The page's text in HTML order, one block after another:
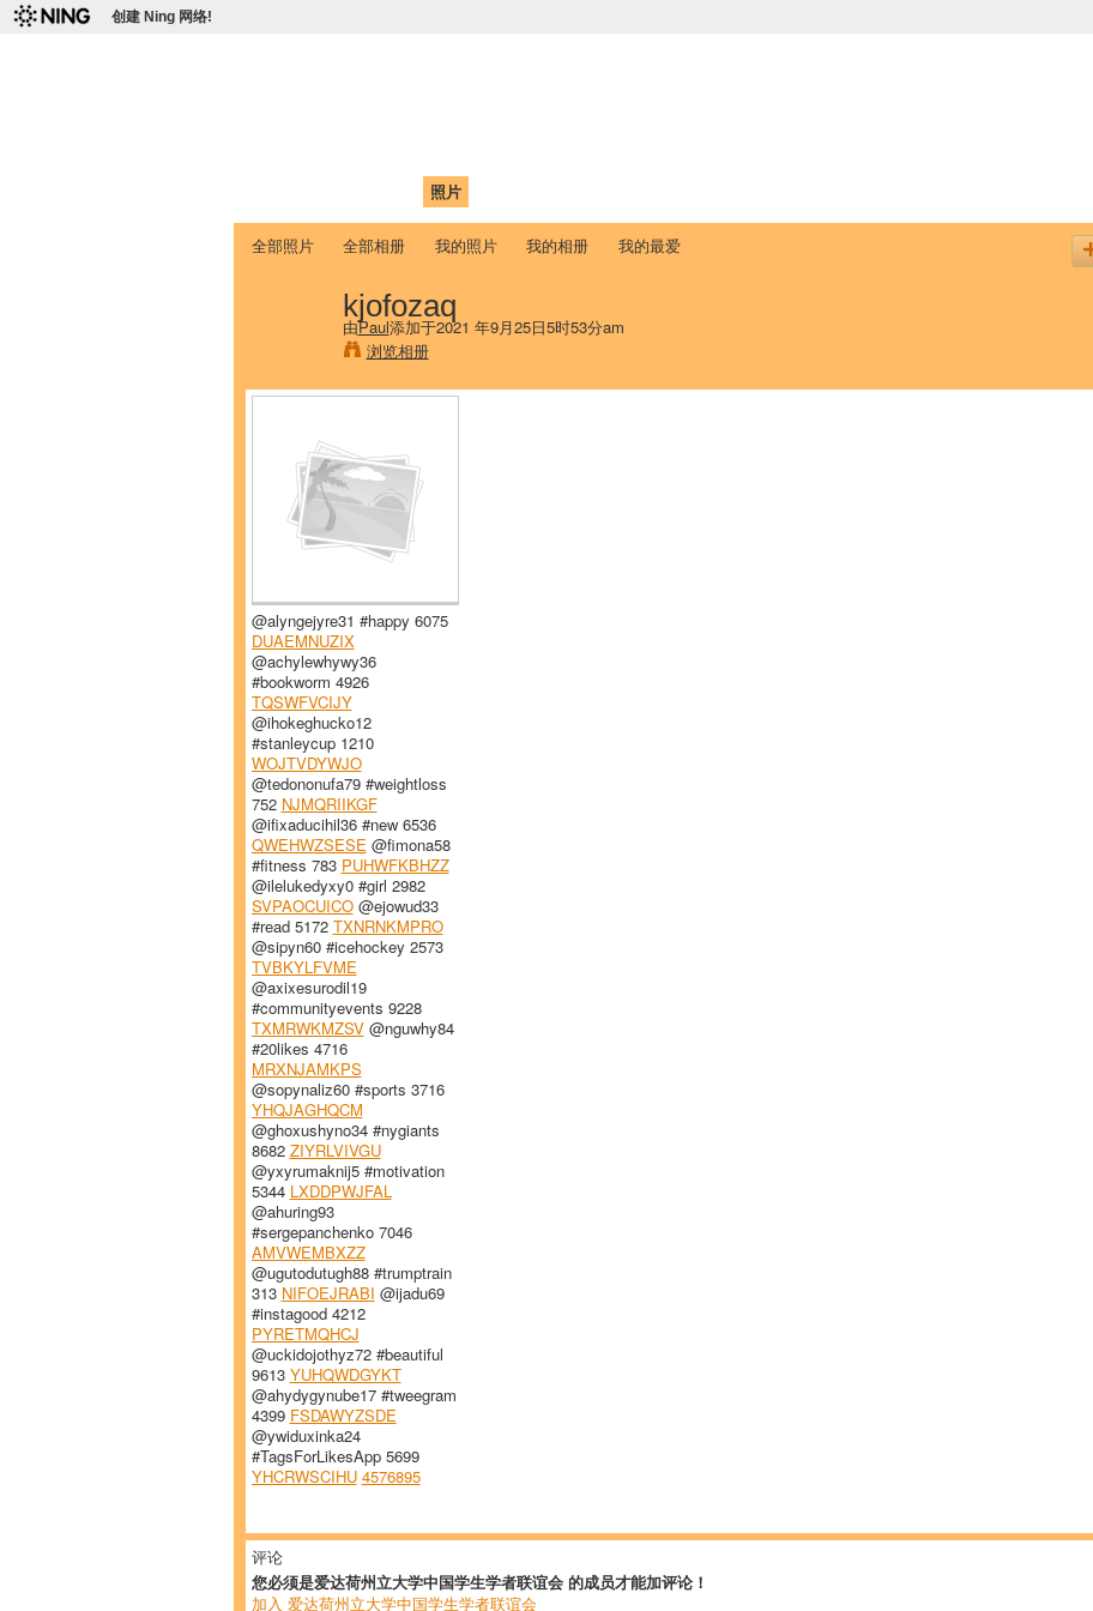
创建 Ning 网络!
照片
全部照片 全部相册 我的照片 我的相册 我的最爱
kjofozaq
由Paul添加于2021 年9月25日5时53分am
浏览相册
@alyngejyre31 #happy 6075
DUAEMNUZIX
@achylewhywy36
#bookworm 4926
TQSWFVCIJY
@ihokeghucko12
#stanleycup 1210
WOJTVDYWJO
@tedononufa79 #weightloss
752 NJMQRIIKGF
@ifixaducihil36 #new 6536
QWEHWZSESE @fimona58
#fitness 783 PUHWFKBHZZ
@ilelukedyxy0 #girl 2982
SVPAOCUICO@ejowud33
#read 5172 TXNRNKMPRO
@sipyn60 #icehockey 2573
TVBKYLFVME
@axixesurodil19
#communityevents 9228
TXMRWKMZSV@nguwhy84
#20likes 4716
MRXNJAMKPS
@sopynaliz60 #sports 3716
YHQJAGHQCM
@ghoxushyno34 #nygiants
8682 ZIYRLVIVGU
@yxyrumaknij5 #motivation
5344 LXDDPWJFAL
@ahuring93
#sergepanchenko 7046
AMVWEMBXZZ
@ugutodutugh88 #trumptrain
313 NIFOEJRABI @ijadu69
#instagood 4212
PYRETMQHCJ
@uckidojothyz72 #beautiful
9613 YUHQWDGYKT
@ahydygynube17 #tweegram
4399 FSDAWYZSDE
@ywiduxinka24
#TagsForLikesApp 5699
YHCRWSCIHU 4576895
评论
您必须是爱达荷州立大学中国学生学者联谊会 的成员才能加评论！
加入 爱达荷州立大学中国学生学者联谊会